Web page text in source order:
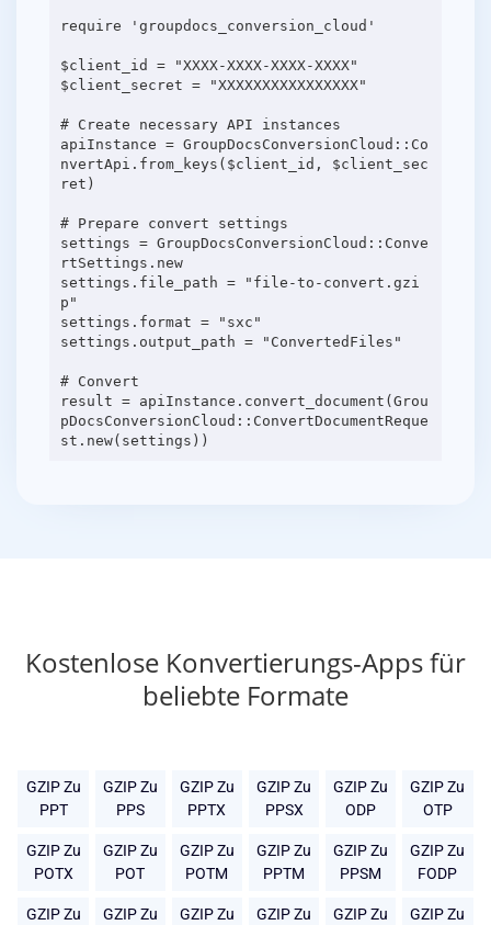
require 'groupdocs_conversion_cloud'
$client_id = "XXXX-XXXX-XXXX-XXXX"
$client_secret = "XXXXXXXXXXXXXXXX"
# Create necessary API instances
apiInstance = GroupDocsConversionCloud::Co
nvertApi.from_keys($client_id, $client_sec
ret)
# Prepare convert settings
settings = GroupDocsConversionCloud::Conve
rtSettings.new
settings.file_path = "file-to-convert.gzi
p"
settings.format = "sxc"
settings.output_path = "ConvertedFiles"
# Convert
result = apiInstance.convert_document(Grou
pDocsConversionCloud::ConvertDocumentReque
Kostenlose Konvertierungs-Apps für
beliebte Formate
GZIP Zu
PPT
GZIP Zu
PPS
GZIP Zu
PPTX
GZIP Zu
PPSX
GZIP Zu
ODP
GZIP Zu
OTP
GZIP Zu
POTX
GZIP Zu
POT
GZIP Zu
POTM
GZIP Zu
PPTM
GZIP Zu
PPSM
GZIP Zu
FODP
GZIP Zu
GZIP Zu
GZIP Zu
GZIP Zu
GZIP Zu
GZIP Zu